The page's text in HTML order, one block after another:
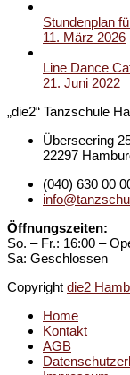
Stundenplan
11. März 2026
Line Dance
21. Juni 2022
„die2“ Tanzschule
Überseering
22297
(040) 630 00
Öffnungszeiten:
So. – Fr.: 16:00 –
Sa: Geschlossen
Copyright die2
Home
Kontakt
AGB